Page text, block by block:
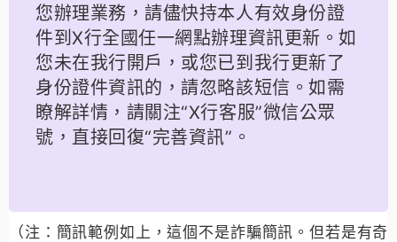
您辦理業務，請儘快持本人有效身份證
件到X行全國任一網點辦理資訊更新。如
您未在我行開戶，或您已到我行更新了
身份證件資訊的，請忽略該短信。如需
瞭解詳情，請關注“X行客服”微信公眾
號，直接回復“完善資訊”。
（注：簡訊範例如上，這個不是詐騙簡訊。但若是有奇